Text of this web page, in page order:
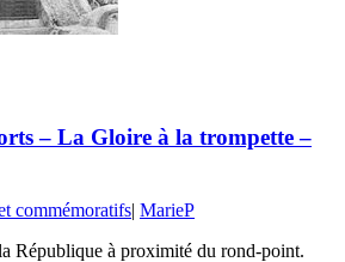
– La Gloire à la trompette –
commémoratifs| MarieP
République à proximité du rond-point.